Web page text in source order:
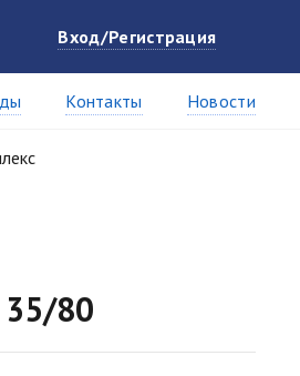
Вход/Регистрация
Контакты Новости
80